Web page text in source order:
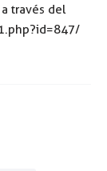
través del